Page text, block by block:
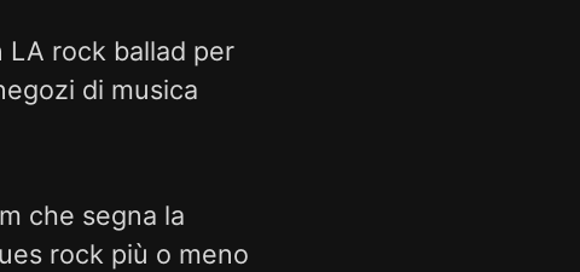
LA rock ballad per
di musica
che segna la
rock più o meno